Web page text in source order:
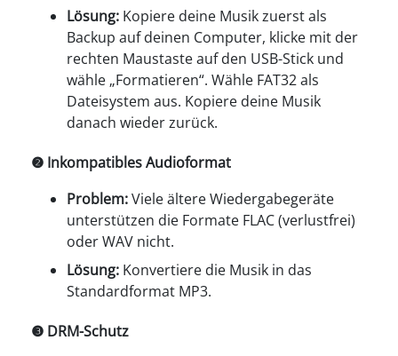
Lösung: Kopiere deine Musik zuerst als
Backup auf deinen Computer, klicke mit der
rechten Maustaste auf den USB-Stick und
wähle „Formatieren“. Wähle FAT32 als
Dateisystem aus. Kopiere deine Musik
danach wieder zurück.
❷ Inkompatibles Audioformat
Problem:Viele ältere Wiedergabegeräte
unterstützen die Formate FLAC (verlustfrei)
oder WAV nicht.
Lösung: Konvertiere die Musik in das
Standardformat MP3.
❸ DRM-Schutz